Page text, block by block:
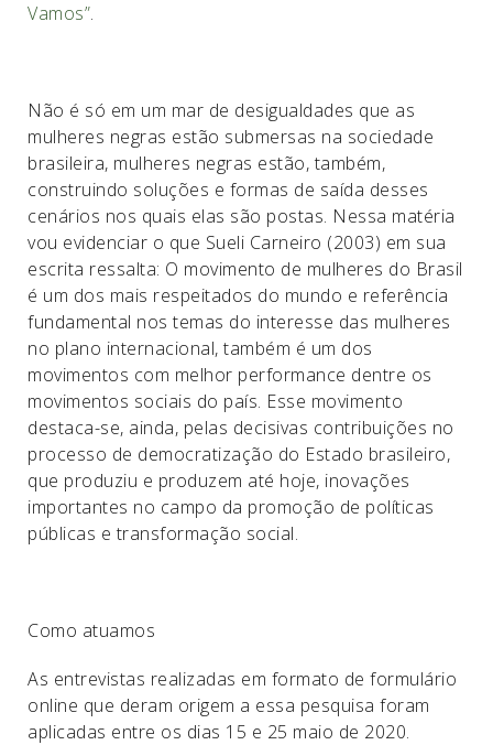
Vamos”.
Não é só em um mar de desigualdades que as
mulheres negras estão submersas na sociedade
brasileira, mulheres negras estão, também,
construindo soluções e formas de saída desses
cenários nos quais elas são postas. Nessa matéria
vou evidenciar o que Sueli Carneiro (2003) em sua
escrita ressalta: O movimento de mulheres do Brasil
é um dos mais respeitados do mundo e referência
fundamental nos temas do interesse das mulheres
no plano internacional, também é um dos
movimentos com melhor performance dentre os
movimentos sociais do país. Esse movimento
destaca-se, ainda, pelas decisivas contribuições no
processo de democratização do Estado brasileiro,
que produziu e produzem até hoje, inovações
importantes no campo da promoção de políticas
públicas e transformação social.
Como atuamos
As entrevistas realizadas em formato de formulário
online que deram origem a essa pesquisa foram
aplicadas entre os dias 15 e 25 maio de 2020.